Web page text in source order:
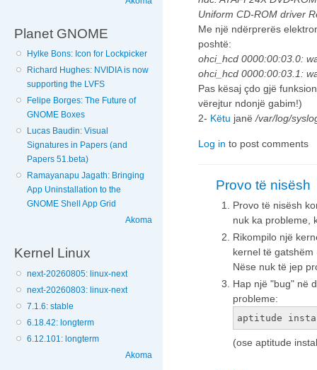
Planet GNOME
Hylke Bons: Icon for Lockpicker
Richard Hughes: NVIDIA is now
supporting the LVFS
Felipe Borges: The Future of
GNOME Boxes
Lucas Baudin: Visual
Signatures in Papers (and
Papers 51.beta)
Ramayanapu Jagath: Bringing
App Uninstallation to the
GNOME Shell App Grid
Akoma
Kernel Linux
next-20260805: linux-next
next-20260803: linux-next
7.1.6: stable
6.18.42: longterm
6.12.101: longterm
Akoma
Uniform CD-ROM driver
Me një ndërprerës
poshtë:
ohci_hcd 0000:00:03.0:
ohci_hcd 0000:00:03.1:
Pas kësaj çdo gjë
vërejtur ndonjë gabim!)
2- Këtu janë /var/log/
Log in to post comments
Provo të nisësh
Provo të nisësh
nuk ka probleme,
Rikompilo një
kernel të
Nëse nuk të jep
Hap një "bug" në
probleme:
aptitude
(ose aptitude